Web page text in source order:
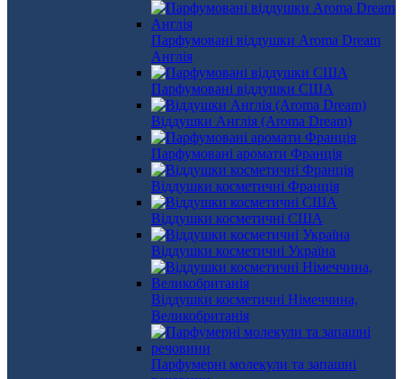
Парфумовані віддушки Aroma Dream
Англія
Парфумовані віддушки США
Віддушки Англія (Aroma Dream)
Парфумовані аромати Франція
Віддушки косметичні Франція
Віддушки косметичні США
Віддушки косметичні Україна
Віддушки косметичні Німеччина,
Великобританія
Парфумерні молекули та запашні